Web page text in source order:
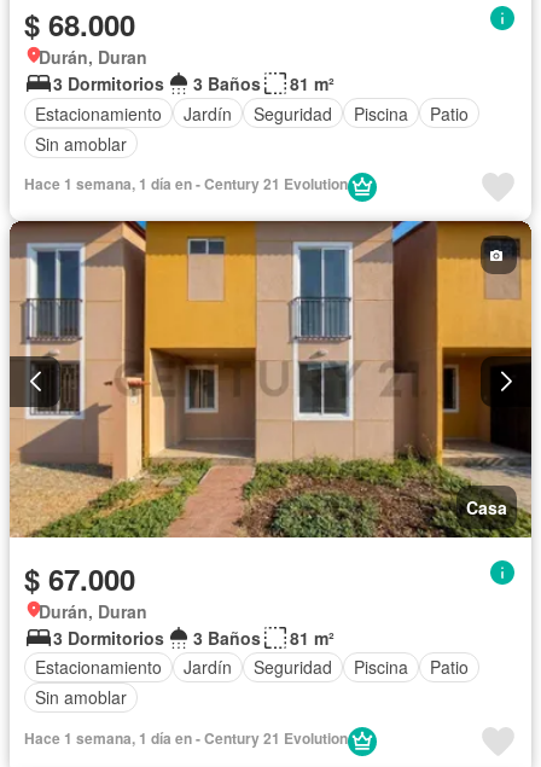
$ 68.000
Durán, Duran
3 Dormitorios
3 Baños
81 m²
Estacionamiento
Jardín Seguridad Piscina
Patio
Sin amoblar
Hace 1 semana, 1 día en - Century 21 Evolution
Casa
$ 67.000
Durán, Duran
3 Dormitorios
3 Baños
81 m²
Estacionamiento
Jardín Seguridad Piscina
Patio
Sin amoblar
Hace 1 semana, 1 día en - Century 21 Evolution